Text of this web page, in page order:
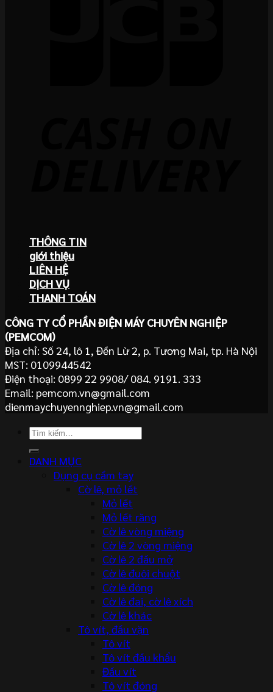
THÔNG TIN
giới thiệu
LIÊN HỆ
DỊCH VỤ
THANH TOÁN
CÔNG TY CỔ PHẦN ĐIỆN MÁY CHUYÊN NGHIỆP
(PEMCOM)
Địa chỉ: Số 24, lô 1, Đền Lừ 2, p. Tương Mai, tp. Hà Nội
MST: 0109944542
Điện thoại: 0899 22 9908/ 084. 9191. 333
Email: pemcom.vn@gmail.com
dienmaychuyennghiep.vn@gmail.com
Tìm
DANH MỤC
Dụng cụ cầm tay
Cờ lê, mỏ lết
Mỏ lết
Mỏ lết răng
Cờ lê vòng miệng
Cờ lê 2 vòng miệng
Cờ lê 2 đầu mở
Cờ lê đuôi chuột
Cờ lê đóng
Cờ lê đai, cờ lê xích
Cờ lê khác
Tô vít, đầu vặn
Tô vít
Tô vít đầu khẩu
Đầu vít
Tô vít đóng